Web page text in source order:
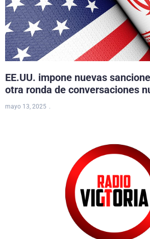
EE.UU. impone nuevas
otra ronda de conversaciones
mayo 13, 2025